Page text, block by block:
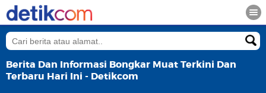
Berita Dan Informasi Bongkar Muat Terkini Dan
Terbaru Hari Ini - Detikcom